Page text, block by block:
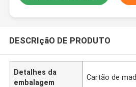
DESCRIçãO DE PRODUTO
Detalhes da
embalagem
Cartão de